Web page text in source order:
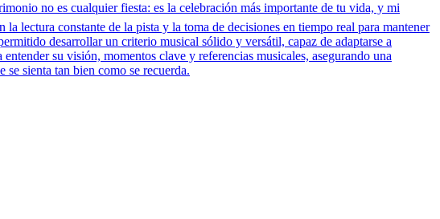
no es cualquier fiesta: es la celebración más importante de tu vida, y mi
lectura constante de la pista y la toma de decisiones en tiempo real para mantener
desarrollar un criterio musical sólido y versátil, capaz de adaptarse a
su visión, momentos clave y referencias musicales, asegurando una
sienta tan bien como se recuerda.